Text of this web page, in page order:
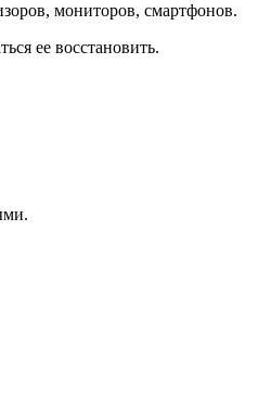
мониторов, смартфонов.
ее восстановить.